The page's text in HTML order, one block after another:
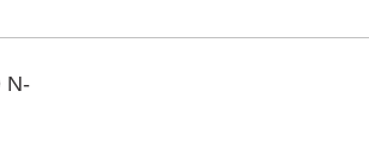
N-